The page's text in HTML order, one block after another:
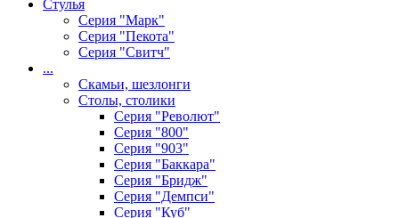
Стулья
Серия "Марк"
Серия "Пекота"
Серия "Свитч"
...
Скамьи, шезлонги
Столы, столики
Серия "Револют"
Серия "800"
Серия "903"
Серия "Баккара"
Серия "Бридж"
Серия "Демпси"
Серия "Куб"